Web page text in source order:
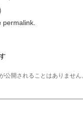
permalink
公開されることはありませ